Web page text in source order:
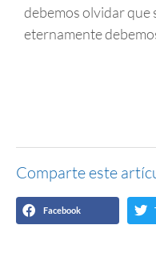
debemos olvidar que
eternamente
Comparte este
Facebook